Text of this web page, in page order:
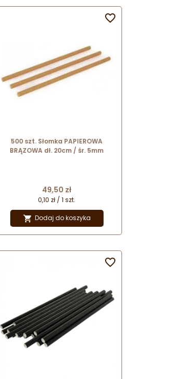
500 szt. Słomka PAPIEROWA
BRĄZOWA dł. 20cm / śr. 5mm
Cena
49,50 zł
0,10 zł / 1 szt.
 Dodaj do koszyka

